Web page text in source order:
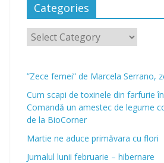
Categories
”Zece femei” de Marcela Serrano,
Cum scapi de toxinele din farfurie
Comandă un amestec de legume
de la BioCorner
Martie ne aduce primăvara cu flori
Jurnalul lunii februarie – hibernare